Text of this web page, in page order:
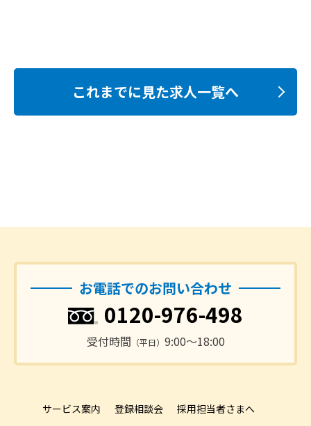
これまでに見た求人一覧へ
お電話でのお問い合わせ
0120-976-498
受付時間 （平日） 9:00〜18:00
サービス案内 登録相談会
採用担当者さまへ